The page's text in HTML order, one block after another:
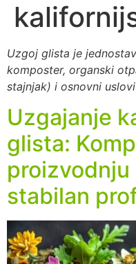
Uzgoj glista je
komposter, organski
stajnjak) i osnovni
Uzgajanje
glista:
proizvodnju
stabilan